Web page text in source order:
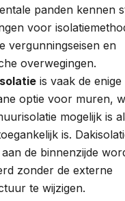
panden kennen
voor
vergunningseisen en
overwegingen.
is vaak de enige
optie voor muren,
mogelijk is
is.
aan de binnenzijde
zonder de externe
te wijzigen.